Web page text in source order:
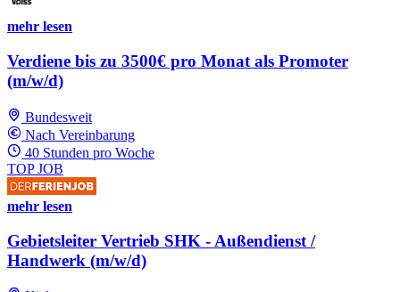
mehr lesen
Verdiene bis zu 3500€ pro Monat als Promoter
(m/w/d)
Bundesweit
Nach Vereinbarung
40 Stunden pro Woche
TOP JOB
mehr lesen
Gebietsleiter Vertrieb SHK - Außendienst /
Handwerk (m/w/d)